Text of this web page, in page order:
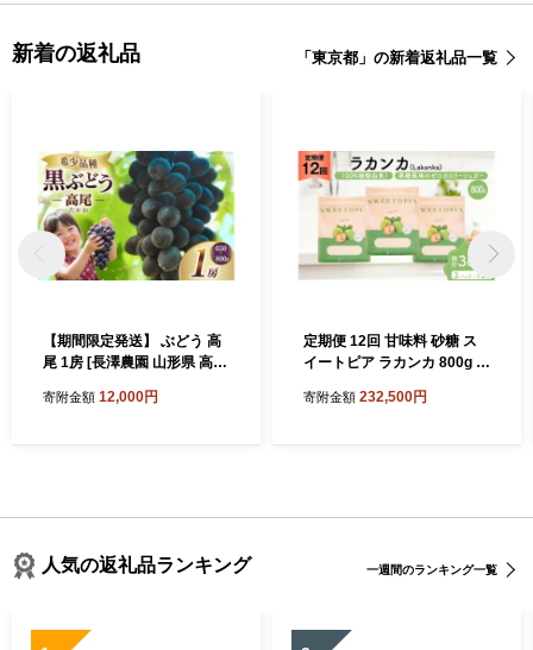
新着の返礼品 「東京都」の新着返礼品一覧
【期間限定発送】 ぶどう 高
尾 1房 [長澤農園 山形県 高畠
納税 高尾ぶどう 葡萄 ブドウ
寄附金額 12,000円
定期便 12回 甘味料 砂糖 ス
イートピア ラカンカ 800g 3
崎市 20745548] 定期 12ヶ月
寄附金額 232,500円
人気の返礼品ランキング 一週間のランキング一覧